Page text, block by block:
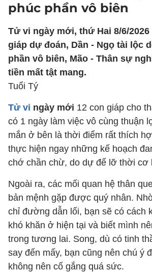
phúc phần vô biên
Tử vi ngày mới, thứ Hai 8/6/2026
giáp dự đoán, Dần - Ngọ tài lộc
phần vô biên, Mão - Thân sự
tiền mất tật mang.
Tuổi Tý
Tử vi ngày mới 12 con giáp cho
có 1 ngày làm việc vô cùng thuận
mắn ở bên là thời điểm rất thích
thực hiện ngay những kế hoạch
chớ chần chừ, do dự để lỡ thời cơ
Ngoài ra, các mối quan hệ thân
bản mệnh gặp được quý nhân.
chỉ đường dẫn lối, bạn sẽ có cách
khó khăn ở hiện tại và biết mình
trong tương lai. Song, dù có tinh
say đến mấy, bạn cũng nên chú ý
không nên cố gắng quá sức.